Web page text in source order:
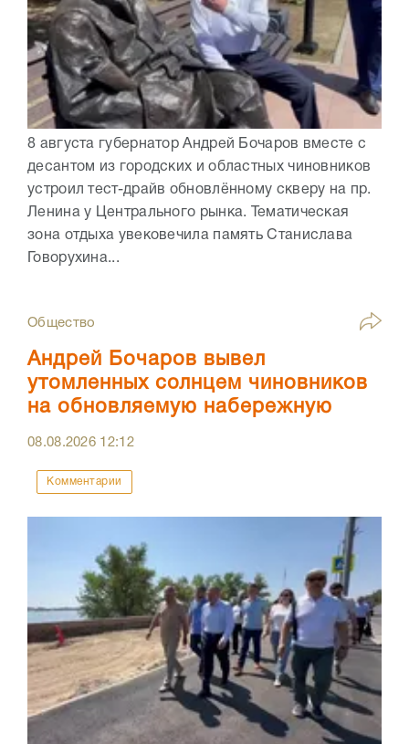
8 августа губернатор Андрей Бочаров вместе с
десантом из городских и областных чиновников
устроил тест-драйв обновлённому скверу на пр.
Ленина у Центрального рынка. Тематическая
зона отдыха увековечила память Станислава
Говорухина...
Общество
Андрей Бочаров вывел
утомленных солнцем чиновников
на обновляемую набережную
08.08.2026 12:12
Комментарии